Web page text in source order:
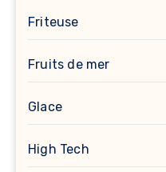
Friteuse
Fruits de mer
Glace
High Tech